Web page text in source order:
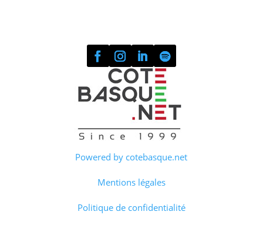
Powered by cotebasque.net
Mentions légales
Politique de confidentialité